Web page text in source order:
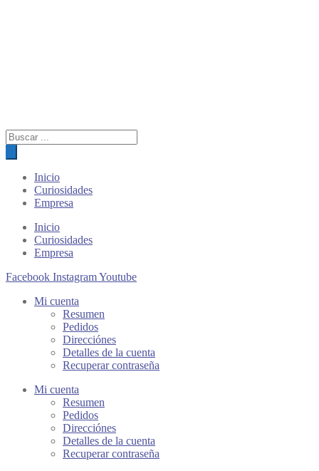
Búsqueda
de
productos
Inicio
Curiosidades
Empresa
Inicio
Curiosidades
Empresa
Facebook InstagramYoutube
Mi cuenta
Resumen
Pedidos
Direcciónes
Detalles de la cuenta
Recuperar contraseña
Mi cuenta
Resumen
Pedidos
Direcciónes
Detalles de la cuenta
Recuperar contraseña